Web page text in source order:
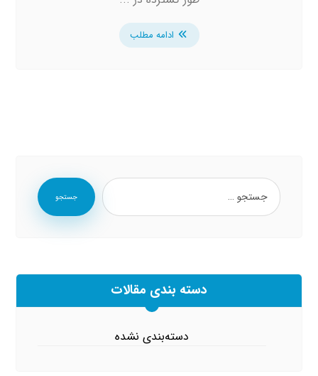
ادامه مطلب
جستجو
دسته بندی مقالات
دسته‌بندی نشده